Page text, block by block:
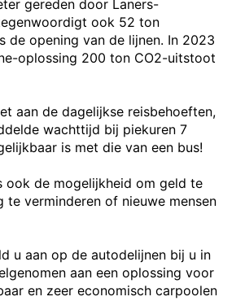
gereden door Laners-
ook 52 ton
de opening van de lijnen. In 2023
oplossing 200 ton CO2-uitstoot
aan de dagelijkse reisbehoeften,
wachttijd bij piekuren 7
is met die van een bus!
ook de mogelijkheid om geld te
te verminderen of nieuwe mensen
u aan op de autodelijnen bij u in
aan een oplossing voor
en zeer economisch carpoolen